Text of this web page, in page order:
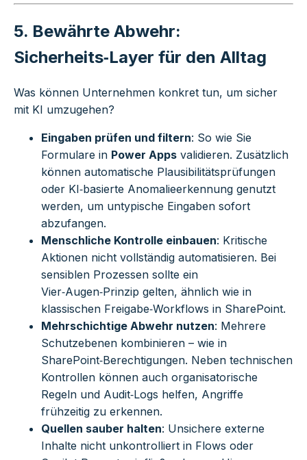
5. Bewährte Abwehr:
Sicherheits‑Layer für den Alltag
Was können Unternehmen konkret tun, um sicher
mit KI umzugehen?
Eingaben prüfen und filtern: So wie Sie
Formulare in Power Apps validieren. Zusätzlich
können automatische Plausibilitätsprüfungen
oder KI‑basierte Anomalieerkennung genutzt
werden, um untypische Eingaben sofort
abzufangen.
Menschliche Kontrolle einbauen: Kritische
Aktionen nicht vollständig automatisieren. Bei
sensiblen Prozessen sollte ein
Vier‑Augen‑Prinzip gelten, ähnlich wie in
klassischen Freigabe‑Workflows in SharePoint.
Mehrschichtige Abwehr nutzen: Mehrere
Schutzebenen kombinieren – wie in
SharePoint‑Berechtigungen. Neben technischen
Kontrollen können auch organisatorische
Regeln und Audit‑Logs helfen, Angriffe
frühzeitig zu erkennen.
Quellen sauber halten: Unsichere externe
Inhalte nicht unkontrolliert in Flows oder